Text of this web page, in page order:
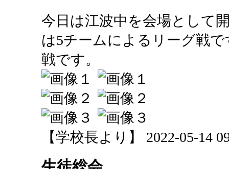
今日は江波中を会場として
は5チームによるリーグ戦
戦です。
【学校長より】 2022-05-14